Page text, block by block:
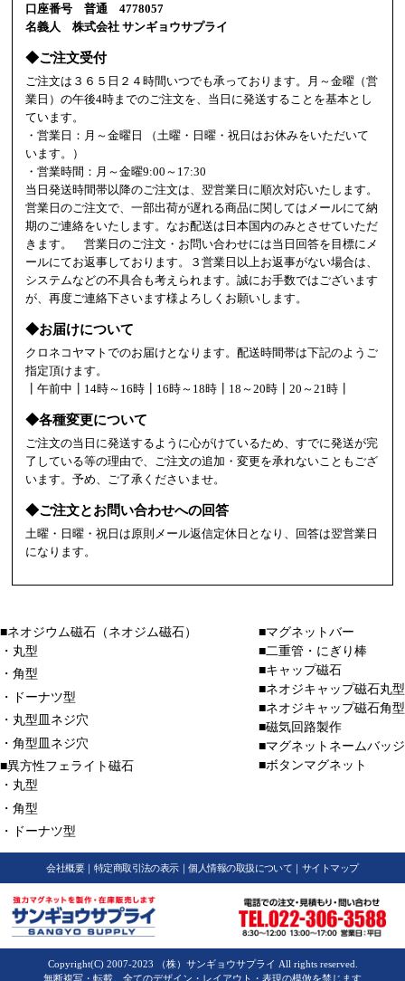
口座番号 普通 4778057
名義人 株式会社 サンギョウサプライ
◆ご注文受付
ご注文は３６５日２４時間いつでも承っております。月～金曜（営
業日）の午後4時までのご注文を、当日に発送することを基本とし
ています。
・営業日：月～金曜日 （土曜・日曜・祝日はお休みをいただいて
います。）
・営業時間：月～金曜9:00～17:30
当日発送時間帯以降のご注文は、翌営業日に順次対応いたします。
営業日のご注文で、一部出荷が遅れる商品に関してはメールにて納
期のご連絡をいたします。なお配送は日本国内のみとさせていただ
きます。 営業日のご注文・お問い合わせには当日回答を目標にメ
ールにてお返事しております。３営業日以上お返事がない場合は、
システムなどの不具合も考えられます。誠にお手数ではございます
が、再度ご連絡下さいます様よろしくお願いします。
◆お届けについて
クロネコヤマトでのお届けとなります。配送時間帯は下記のようご
指定頂けます。
┃午前中┃14時～16時┃16時～18時┃18～20時┃20～21時┃
◆各種変更について
ご注文の当日に発送するように心がけているため、すでに発送が完
了している等の理由で、ご注文の追加・変更を承れないこともござ
います。予め、ご了承くださいませ。
◆ご注文とお問い合わせへの回答
土曜・日曜・祝日は原則メール返信定休日となり、回答は翌営業日
になります。
■ネオジウム磁石（ネオジム磁石）
・丸型
・角型
・ドーナツ型
・丸型皿ネジ穴
・角型皿ネジ穴
■異方性フェライト磁石
・丸型
・角型
・ドーナツ型
■マグネットバー
■二重管・にぎり棒
■キャップ磁石
■ネオジキャップ磁石丸型
■ネオジキャップ磁石角型
■磁気回路製作
■マグネットネームバッジ
■ボタンマグネット
会社概要｜ 特定商取引法の表示｜個人情報の取扱について サイトマップ
Copyright(C) 2007-2023 （株）サンギョウサプライ All rights reserved.
無断複写・転載。全てのデザイン・レイアウト・表現の模倣を禁じます